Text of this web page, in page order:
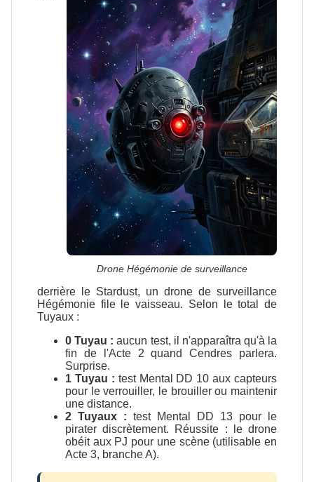
Drone Hégémonie de surveillance
derrière le Stardust, un drone de surveillance
Hégémonie file le vaisseau. Selon le total de
Tuyaux :
0 Tuyau : aucun test, il n'apparaîtra qu'à la
fin de l'Acte 2 quand Cendres parlera.
Surprise.
1 Tuyau : test Mental DD 10 aux capteurs
pour le verrouiller, le brouiller ou maintenir
une distance.
2 Tuyaux : test Mental DD 13 pour le
pirater discrètement. Réussite : le drone
obéit aux PJ pour une scène (utilisable en
Acte 3, branche A).